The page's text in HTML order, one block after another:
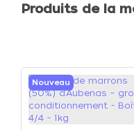
Produits de la
Nouveau